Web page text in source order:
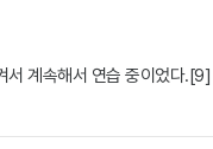
계속해서 연습 중이었다